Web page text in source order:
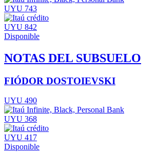
UYU 743
UYU 842
Disponible
NOTAS DEL SUBSUELO
FIÓDOR DOSTOIEVSKI
UYU 490
UYU 368
UYU 417
Disponible